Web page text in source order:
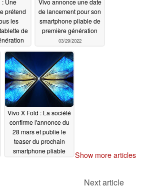
: Une
prétend
les
de
Vivo annonce une date
de lancement pour son
smartphone pliable de
première génération
03/29/2022
Vivo X Fold : La société
confirme l'annonce du
28 mars et publie le
teaser du prochain
smartphone pliable
Show more articles
Next article